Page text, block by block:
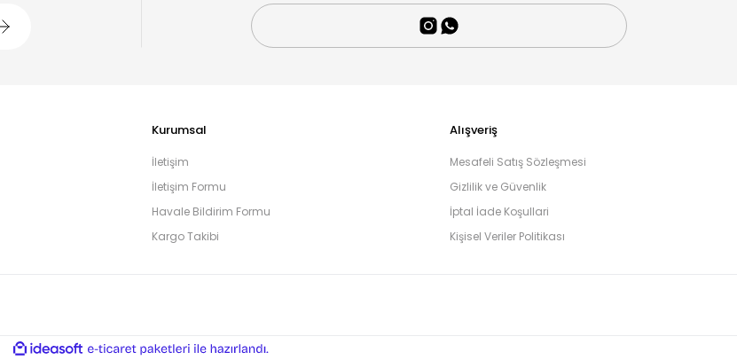
Kurumsal
İletişim
İletişim Formu
Havale Bildirim Formu
Kargo Takibi
Alışveriş
Mesafeli Satış Sözleşmesi
Gizlilik ve Güvenlik
İptal İade Koşullari
Kişisel Veriler Politikası
ideasoft
e-